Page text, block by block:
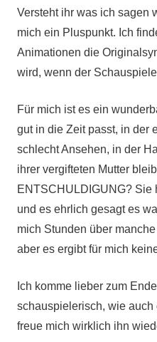
Versteht ihr was ich sagen
mich ein Pluspunkt. Ich
Animationen die
wird, wenn der
Für mich ist es ein
gut in die Zeit passt, in der
schlecht Ansehen, in der
ihrer vergifteten Mutter
ENTSCHULDIGUNG? Sie
und es ehrlich gesagt es
mich Stunden über
aber es ergibt für mich
Ich komme lieber zum
schauspielerisch, wie auch
freue mich wirklich ihn